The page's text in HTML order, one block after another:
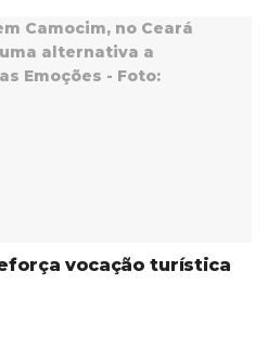
vocação turística